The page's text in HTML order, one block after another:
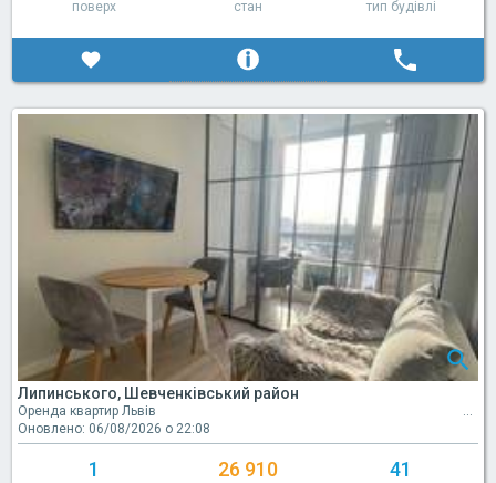
поверх стан тип будівлі
Липинського, Шевченківський район
Оренда квартир Львів
Оновлено: 06/08/2026 о 22:08
1 26 910 41